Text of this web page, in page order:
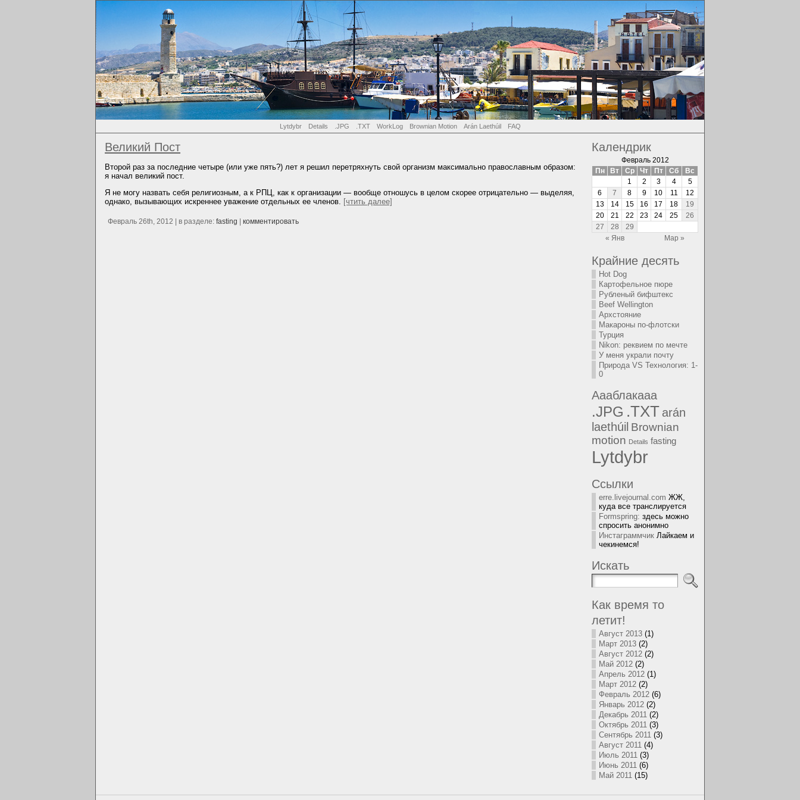
Lytdybr Details .JPG .TXT WorkLog Brownian Motion Arán Laethúil FAQ
Великий Пост
Второй раз за последние четыре (или уже пять?) лет я решил перетряхнуть свой организм максимально православным образом:
я начал великий пост.
Я не могу назвать себя религиозным, а к РПЦ, как к организации — вообще отношусь в целом скорее отрицательно — выделяя,
однако, вызывающих искреннее уважение отдельных ее членов. [чтить далее]
Февраль 26th, 2012 | в разделе: fasting комментировать
Календрик
Февраль 2012
Пн
Вт Ср Чт Пт Сб Вс
« Янв Мар »
1 2 3 4
5
6
7 8 9 10 11
12
13
14 15 16 17 18
19
20
21 22 23 24 25
26
27
28 29
Крайние десять
Hot Dog
Картофельное пюре
Рубленый бифштекс
Beef Wellington
Архстояние
Макароны по-флотски
Турция
Nikon: реквием по мечте
У меня украли почту
Природа VS Технология: 1-
0
Аааблакааа
.JPG .TXT arán
laethúil Brownian
motion Details fasting
Lytdybr
Ссылки
erre.livejournal.com ЖЖ,
куда все транслируется
Formspring: здесь можно
спросить анонимно
Инстаграммчик Лайкаем и
чекинемся!
Искать
Как время то
летит!
Август 2013 (1)
Март 2013 (2)
Август 2012 (2)
Май 2012 (2)
Апрель 2012 (1)
Март 2012 (2)
Февраль 2012 (6)
Январь 2012 (2)
Декабрь 2011 (2)
Октябрь 2011 (3)
Сентябрь 2011 (3)
Август 2011 (4)
Июль 2011 (3)
Июнь 2011 (6)
Май 2011 (15)